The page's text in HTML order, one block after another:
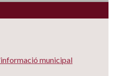
municipal